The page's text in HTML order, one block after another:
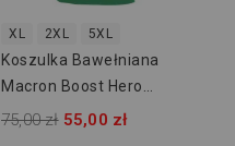
XL 2XL 5XL
Koszulka Bawełniana
Macron Boost Hero
918704
75,00 zł 55,00 zł